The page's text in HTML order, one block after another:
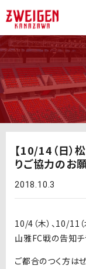
【10/14（日
りご協力のお
2018.10.3
10/4（木）、10/11
山雅FC戦の告知チ
ご都合のつく方は